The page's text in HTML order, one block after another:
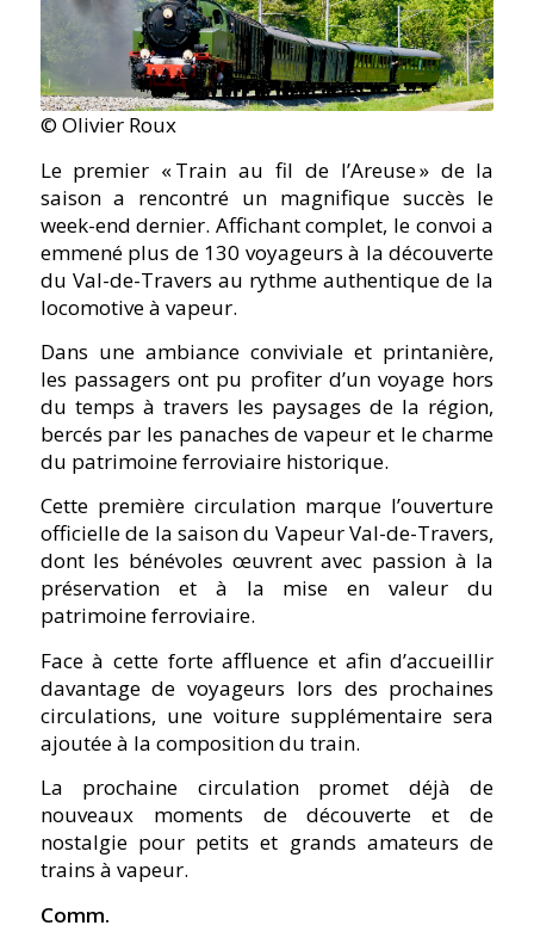
© Olivier Roux
Le premier « Train au fil de l’Areuse » de la
saison a rencontré un magnifique succès le
week-end dernier. Affichant complet, le convoi a
emmené plus de 130 voyageurs à la découverte
du Val-de-Travers au rythme authentique de la
locomotive à vapeur.
Dans une ambiance conviviale et printanière,
les passagers ont pu profiter d’un voyage hors
du temps à travers les paysages de la région,
bercés par les panaches de vapeur et le charme
du patrimoine ferroviaire historique.
Cette première circulation marque l’ouverture
officielle de la saison du Vapeur Val-de-Travers,
dont les bénévoles œuvrent avec passion à la
préservation et à la mise en valeur du
patrimoine ferroviaire.
Face à cette forte affluence et afin d’accueillir
davantage de voyageurs lors des prochaines
circulations, une voiture supplémentaire sera
ajoutée à la composition du train.
La prochaine circulation promet déjà de
nouveaux moments de découverte et de
nostalgie pour petits et grands amateurs de
trains à vapeur.
Comm.